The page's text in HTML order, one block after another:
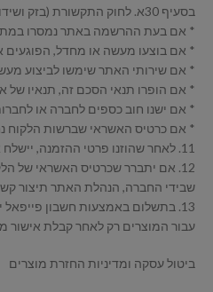
בסעיף 30א. לחוק התקשורת (בזק ושידורים), התשמ'ב – 1982.
* אם בעת ההרשמה באתר נמסרו
* אם בוצעו מעשה או מחדל, הפוגעים
* אם שירותי האתר שימשו לביצוע
* אם הופרו תנאי הסכם זה, תנאיו של
* אם ישנו חוב כספים לחברה או
* אם כרטיס האשראי שברשות הלקוח
11. לאחר שהוזנו פרטי ההזמנה, יישלח אישור באמצעות הדואר האלקטרוני על קליטת פרטי ההזמנה. אישור זה אינו מחייב את הנהלת האתר לספק את המוצרים, והוא רק מעיד שפרטי ההזמנה נקלטו אצל הנהלת האתר.
12. אם יתברר שכרטיס האשראי של
שבידי החברה, הנהלת האתר תיצור
13. בתשלום באמצעות חשבון
עבור המוצרים רק לאחר קבלת אישור
ביטול עסקה ומדיניות החזרת מוצרים